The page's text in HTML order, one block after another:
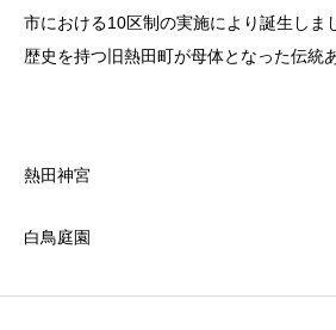
市における10区制の実施により誕生しま
歴史を持つ旧熱田町が母体となった伝統
熱田神宮
白鳥庭園